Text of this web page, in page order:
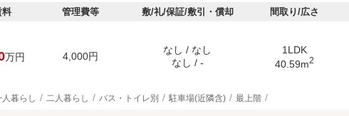
料 管理費等 敷/礼/保証/敷引・償却 間取り/広さ
万円 4,000円
なし / なし
なし / -
1LDK
40.59m2
人暮らし 二人暮らし バス・トイレ別 駐車場(近隣含) 最上階